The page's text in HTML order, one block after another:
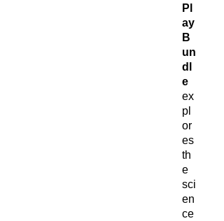
Pl
ay
B
un
dl
e
ex
pl
or
es
th
e
sci
en
ce